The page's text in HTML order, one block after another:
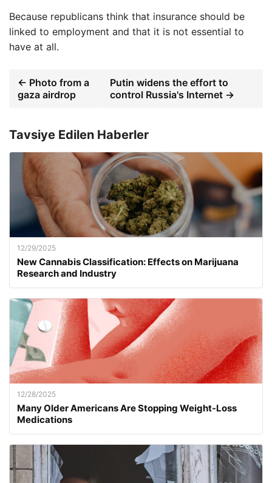
Because republicans think that insurance should be
linked to employment and that it is not essential to
have at all.
← Photo from a
gaza airdrop
Putin widens the effort to
control Russia's Internet →
Tavsiye Edilen Haberler
12/29/2025
New Cannabis Classification: Effects on Marijuana
Research and Industry
12/28/2025
Many Older Americans Are Stopping Weight-Loss
Medications